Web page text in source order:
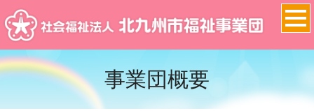
事業団概要